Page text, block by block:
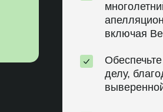
делу,
включая